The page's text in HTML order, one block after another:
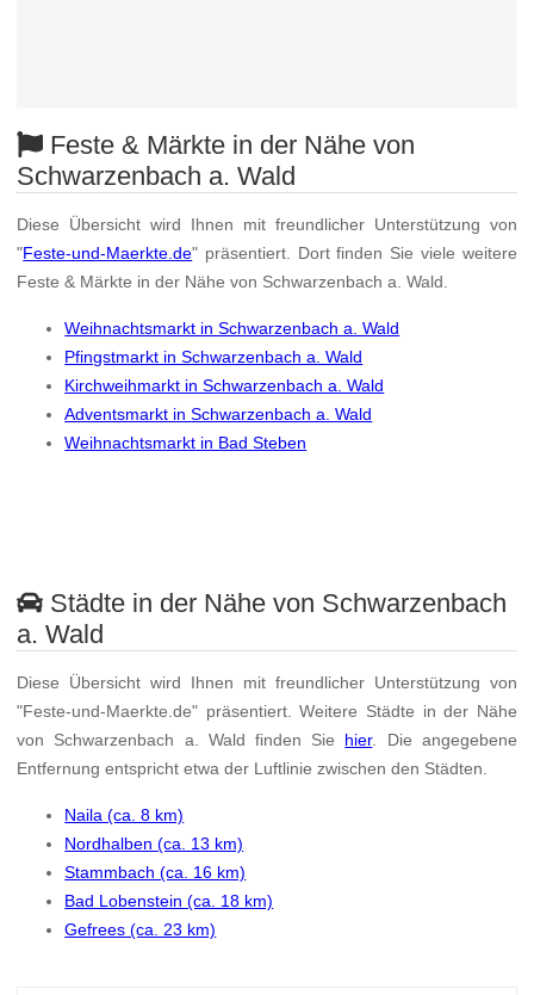
Feste & Märkte in der Nähe von
Schwarzenbach a. Wald
Diese Übersicht wird Ihnen mit freundlicher Unterstützung von
"Feste-und-Maerkte.de" präsentiert. Dort finden Sie viele weitere
Feste & Märkte in der Nähe von Schwarzenbach a. Wald.
Weihnachtsmarkt in Schwarzenbach a. Wald
Pfingstmarkt in Schwarzenbach a. Wald
Kirchweihmarkt in Schwarzenbach a. Wald
Adventsmarkt in Schwarzenbach a. Wald
Weihnachtsmarkt in Bad Steben
Städte in der Nähe von Schwarzenbach
a. Wald
Diese Übersicht wird Ihnen mit freundlicher Unterstützung von
"Feste-und-Maerkte.de" präsentiert. Weitere Städte in der Nähe
von Schwarzenbach a. Wald finden Sie hier. Die angegebene
Entfernung entspricht etwa der Luftlinie zwischen den Städten.
Naila (ca. 8 km)
Nordhalben (ca. 13 km)
Stammbach (ca. 16 km)
Bad Lobenstein (ca. 18 km)
Gefrees (ca. 23 km)